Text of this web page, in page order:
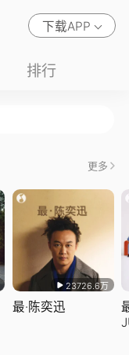
下载APP
排行
更多
23726.6万
最·陈奕迅